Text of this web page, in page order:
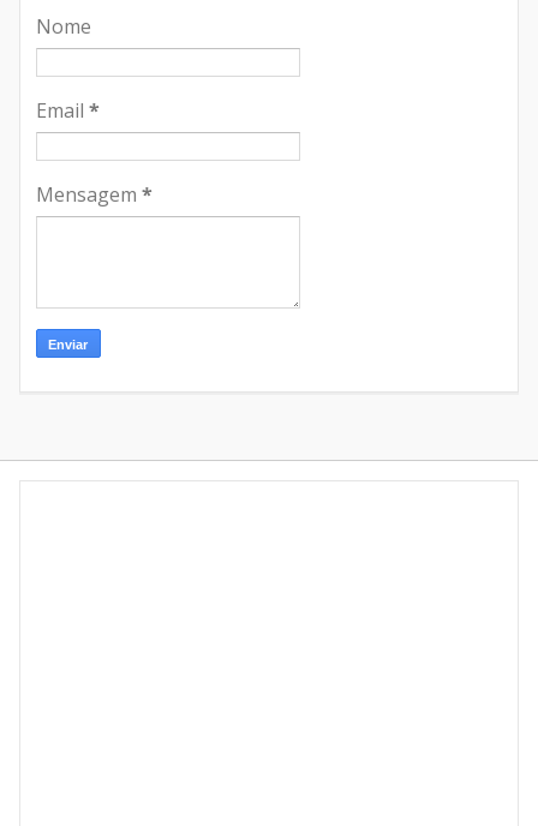
Nome
Email *
Mensagem *